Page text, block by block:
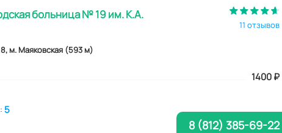
больница № 19 им. К.А.
8, м. Маяковская (593 м)
11 отзывов
1400₽
5
8 (812) 385-69-22